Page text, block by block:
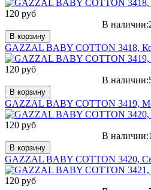
120 руб
В
В корзину
GAZZAL BABY COTTON 3418,
120 руб
В
В корзину
GAZZAL BABY COTTON 3419,
120 руб
В
В корзину
GAZZAL BABY COTTON 3420,
120 руб